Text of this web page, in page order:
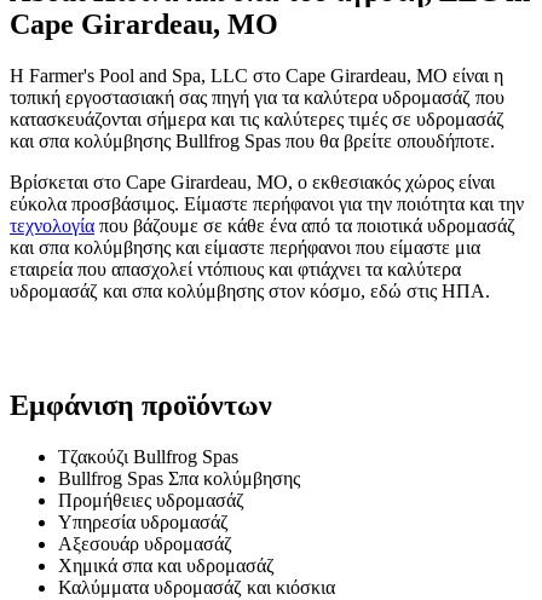
Cape Girardeau, MO
Η Farmer's Pool and Spa, LLC στο Cape Girardeau, MO είναι η
τοπική εργοστασιακή σας πηγή για τα καλύτερα υδρομασάζ που
κατασκευάζονται σήμερα και τις καλύτερες τιμές σε υδρομασάζ
και σπα κολύμβησης Bullfrog Spas που θα βρείτε οπουδήποτε.
Βρίσκεται στο Cape Girardeau, MO, ο εκθεσιακός χώρος είναι
εύκολα προσβάσιμος. Είμαστε περήφανοι για την ποιότητα και την
τεχνολογία που βάζουμε σε κάθε ένα από τα ποιοτικά υδρομασάζ
και σπα κολύμβησης και είμαστε περήφανοι που είμαστε μια
εταιρεία που απασχολεί ντόπιους και φτιάχνει τα καλύτερα
υδρομασάζ και σπα κολύμβησης στον κόσμο, εδώ στις ΗΠΑ.
Εμφάνιση προϊόντων
Τζακούζι Bullfrog Spas
Bullfrog Spas Σπα κολύμβησης
Προμήθειες υδρομασάζ
Υπηρεσία υδρομασάζ
Αξεσουάρ υδρομασάζ
Χημικά σπα και υδρομασάζ
Καλύμματα υδρομασάζ και κιόσκια